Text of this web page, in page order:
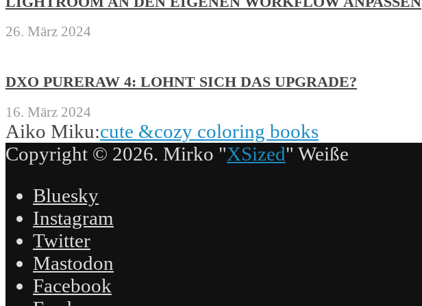
26. März 2024
DXO PURERAW 4: LOHNT SICH DAS UPGRADE?
16. März 2024
Aiko Miku:cute &cozy coloring books
Copyright © 2026. Mirko "XSized" Weiße
Bluesky
Instagram
Twitter
Mastodon
Facebook